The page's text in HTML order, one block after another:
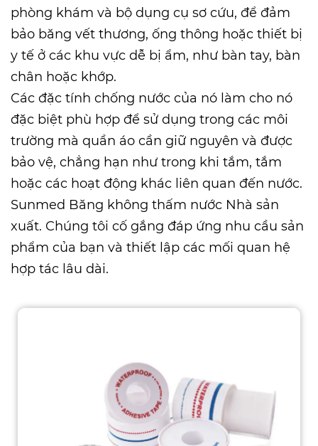
phòng khám và bộ dụng cụ sơ cứu, để đảm
bảo băng vết thương, ống thông hoặc thiết bị
y tế ở các khu vực dễ bị ẩm, như bàn tay, bàn
chân hoặc khớp.
Các đặc tính chống nước của nó làm cho nó
đặc biệt phù hợp để sử dụng trong các môi
trường mà quần áo cần giữ nguyên và được
bảo vệ, chẳng hạn như trong khi tắm, tắm
hoặc các hoạt động khác liên quan đến nước.
Sunmed Băng không thấm nước Nhà sản
xuất. Chúng tôi cố gắng đáp ứng nhu cầu sản
phẩm của bạn và thiết lập các mối quan hệ
hợp tác lâu dài.